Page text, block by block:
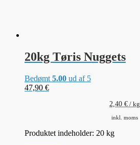
20kg Tøris Nuggets
Bedømt 5.00 ud af 5
47,90 €
2,40 € / kg
inkl. moms
Produktet indeholder: 20 kg